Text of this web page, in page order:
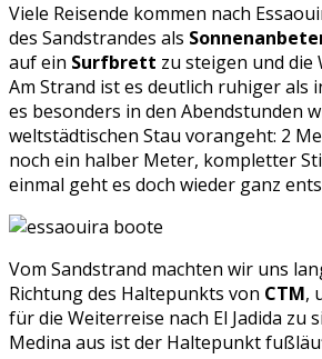
Viele Reisende kommen nach
des Sandstrandes als
auf ein Surfbrett zu steigen und die
Am Strand ist es deutlich ruhiger als
es besonders in den Abendstunden
weltstädtischen Stau vorangeht: 2
noch ein halber Meter, kompletter
einmal geht es doch wieder ganz
Vom Sandstrand machten wir uns
Richtung des Haltepunkts von CTM,
für die Weiterreise nach El Jadida zu
Medina aus ist der Haltepunkt